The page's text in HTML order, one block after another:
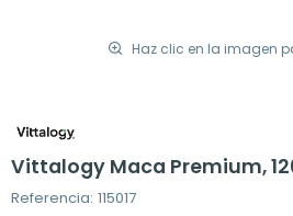
Haz clic en la imagen
Vittalogy Maca Premium,
Referencia: 115017